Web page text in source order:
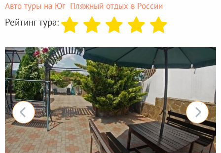
Авто туры на Юг Пляжный отдых в России
Рейтинг тура: